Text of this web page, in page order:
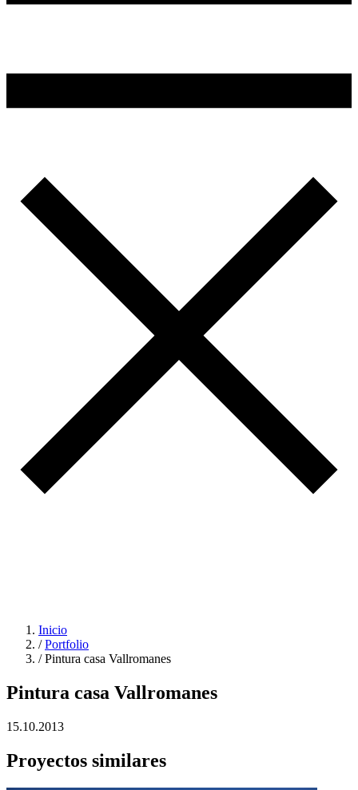
Inicio
/ Portfolio
/ Pintura casa Vallromanes
Pintura casa Vallromanes
15.10.2013
Proyectos similares